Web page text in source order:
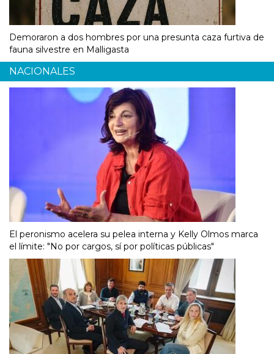
Demoraron a dos hombres por una presunta caza furtiva de
fauna silvestre en Malligasta
NACIONALES
El peronismo acelera su pelea interna y Kelly Olmos marca
el límite: "No por cargos, sí por políticas públicas"